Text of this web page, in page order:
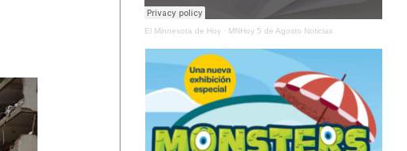
El Minnesota de Hoy· MNHoy 5 de Agosto Noticias